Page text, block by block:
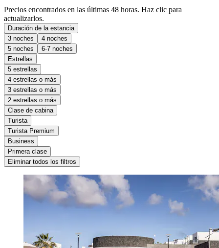
Precios encontrados en las últimas 48 horas. Haz clic para
actualizarlos.
Duración de la estancia
3 noches
4 noches
5 noches
6-7 noches
Estrellas
5 estrellas
4 estrellas o más
3 estrellas o más
2 estrellas o más
Clase de cabina
Turista
Turista Premium
Business
Primera clase
Eliminar todos los filtros